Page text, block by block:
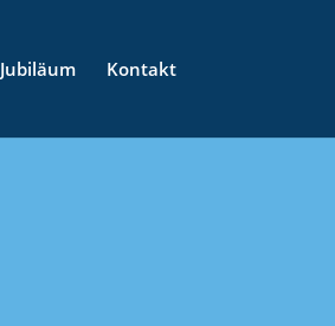
Jubiläum Kontakt